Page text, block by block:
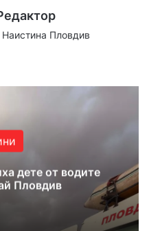
Пловдив
дете от водите
Пловдив